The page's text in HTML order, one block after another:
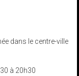
dans le centre-ville
à 20h30